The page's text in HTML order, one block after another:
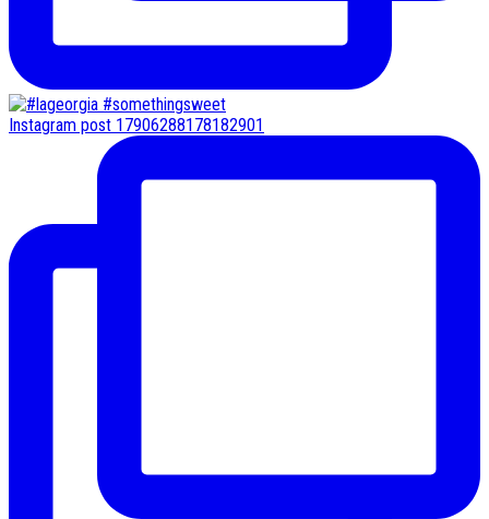
Instagram post 17906288178182901